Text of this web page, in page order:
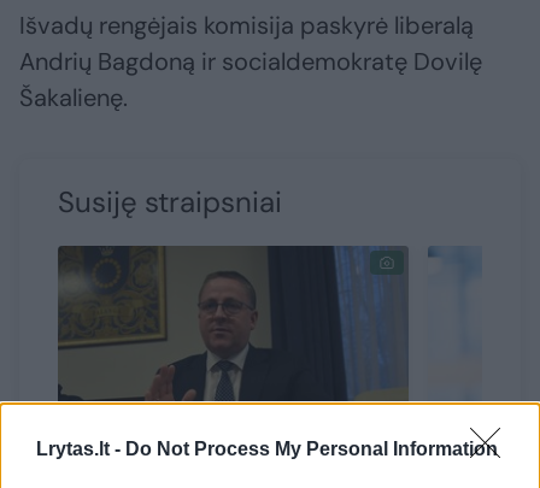
Lrytas.lt - Do Not Process My Personal Information
Išvadų rengėjais komisija paskyrė liberalą
Andrių Bagdoną ir socialdemokratę Dovilę
Šakalienę.
Susiję straipsniai